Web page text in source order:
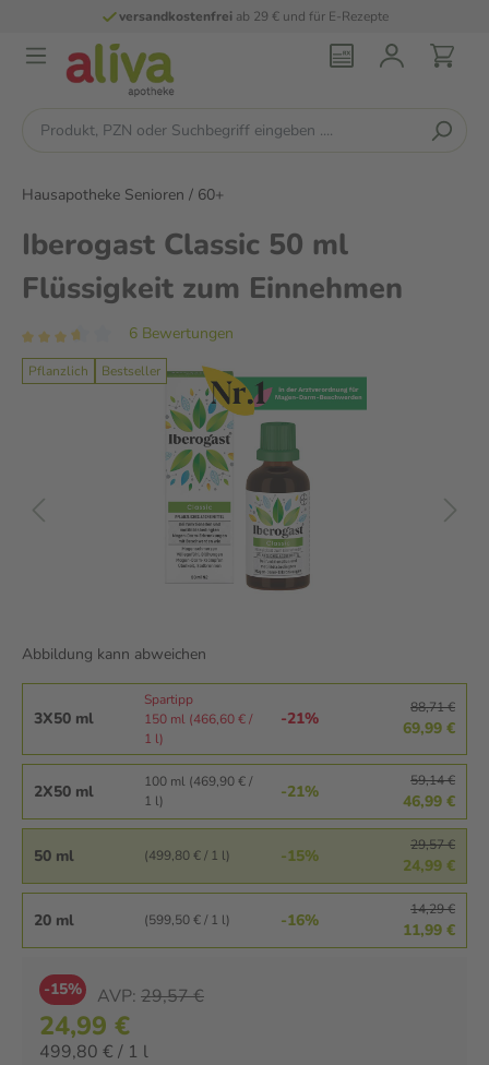
versandkostenfreiab 29 € und für E-Rezepte
Hausapotheke Senioren / 60+
Iberogast Classic 50 ml
Flüssigkeit zum Einnehmen
6 Bewertungen
Pflanzlich Bestseller
Abbildung kann abweichen
3X50 ml
Spartipp
150 ml (466,60 € /
1 l)
-21%
88,71 €
69,99 €
2X50 ml
100 ml (469,90 € /
1 l)
-21%
59,14 €
46,99 €
50 ml (499,80 € / 1 l) -15%
29,57 €
24,99 €
20 ml (599,50 € / 1 l) -16%
14,29 €
11,99 €
-15% AVP: 29,57 €
24,99 €
499,80 € / 1 l